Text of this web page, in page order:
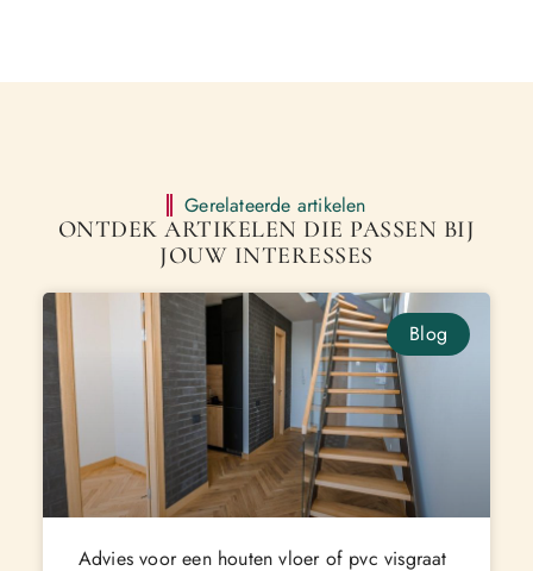
Gerelateerde artikelen
ONTDEK ARTIKELEN DIE PASSEN BIJ
JOUW INTERESSES
Blog
Advies voor een houten vloer of pvc visgraat